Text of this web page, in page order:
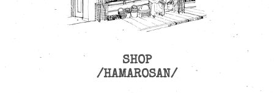
SHOP
/HAMAROSAN/